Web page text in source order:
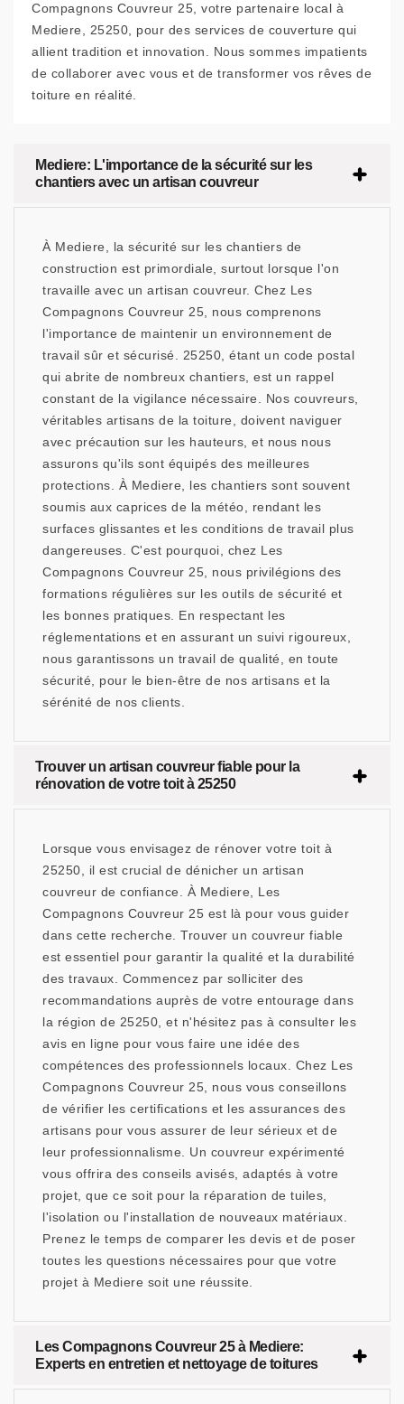
Compagnons Couvreur 25, votre partenaire local à
Mediere, 25250, pour des services de couverture qui
allient tradition et innovation. Nous sommes impatients
de collaborer avec vous et de transformer vos rêves de
toiture en réalité.
Mediere: L'importance de la sécurité sur les
chantiers avec un artisan couvreur
À Mediere, la sécurité sur les chantiers de
construction est primordiale, surtout lorsque l'on
travaille avec un artisan couvreur. Chez Les
Compagnons Couvreur 25, nous comprenons
l'importance de maintenir un environnement de
travail sûr et sécurisé. 25250, étant un code postal
qui abrite de nombreux chantiers, est un rappel
constant de la vigilance nécessaire. Nos couvreurs,
véritables artisans de la toiture, doivent naviguer
avec précaution sur les hauteurs, et nous nous
assurons qu'ils sont équipés des meilleures
protections. À Mediere, les chantiers sont souvent
soumis aux caprices de la météo, rendant les
surfaces glissantes et les conditions de travail plus
dangereuses. C'est pourquoi, chez Les
Compagnons Couvreur 25, nous privilégions des
formations régulières sur les outils de sécurité et
les bonnes pratiques. En respectant les
réglementations et en assurant un suivi rigoureux,
nous garantissons un travail de qualité, en toute
sécurité, pour le bien-être de nos artisans et la
sérénité de nos clients.
Trouver un artisan couvreur fiable pour la
rénovation de votre toit à 25250
Lorsque vous envisagez de rénover votre toit à
25250, il est crucial de dénicher un artisan
couvreur de confiance. À Mediere, Les
Compagnons Couvreur 25 est là pour vous guider
dans cette recherche. Trouver un couvreur fiable
est essentiel pour garantir la qualité et la durabilité
des travaux. Commencez par solliciter des
recommandations auprès de votre entourage dans
la région de 25250, et n'hésitez pas à consulter les
avis en ligne pour vous faire une idée des
compétences des professionnels locaux. Chez Les
Compagnons Couvreur 25, nous vous conseillons
de vérifier les certifications et les assurances des
artisans pour vous assurer de leur sérieux et de
leur professionnalisme. Un couvreur expérimenté
vous offrira des conseils avisés, adaptés à votre
projet, que ce soit pour la réparation de tuiles,
l'isolation ou l'installation de nouveaux matériaux.
Prenez le temps de comparer les devis et de poser
toutes les questions nécessaires pour que votre
projet à Mediere soit une réussite.
Les Compagnons Couvreur 25 à Mediere:
Experts en entretien et nettoyage de toitures